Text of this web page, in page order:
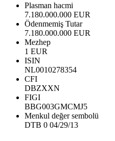
Plasman hacmi
7.180.000.000 EUR
Ödenmemiş Tutar
7.180.000.000 EUR
Mezhep
1 EUR
ISIN
NL0010278354
CFI
DBZXXN
FIGI
BBG003GMCMJ5
Menkul değer sembolü
DTB 0 04/29/13